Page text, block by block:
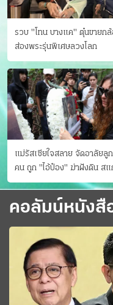
รวบ "โทน บางแค" ตุ๋นขายกล้
ส่องพระรุ่นพิเศษลวงโลก
แม่รัสเซียใจสลาย จัดอาลัยลู
คน ถูก "ไอ้ป๋อง" ฆ่าฝังดิน สแ
ไม่มีศพเพิ่ม
คอลัมน์หนังสื